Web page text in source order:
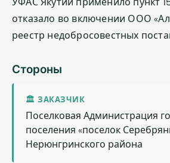
отказало во включении ООО
реестр недобросовестных
Стороны
🏛 ЗАКАЗЧИК
Поселковая Администрация
поселения «поселок
Нерюнгринского района